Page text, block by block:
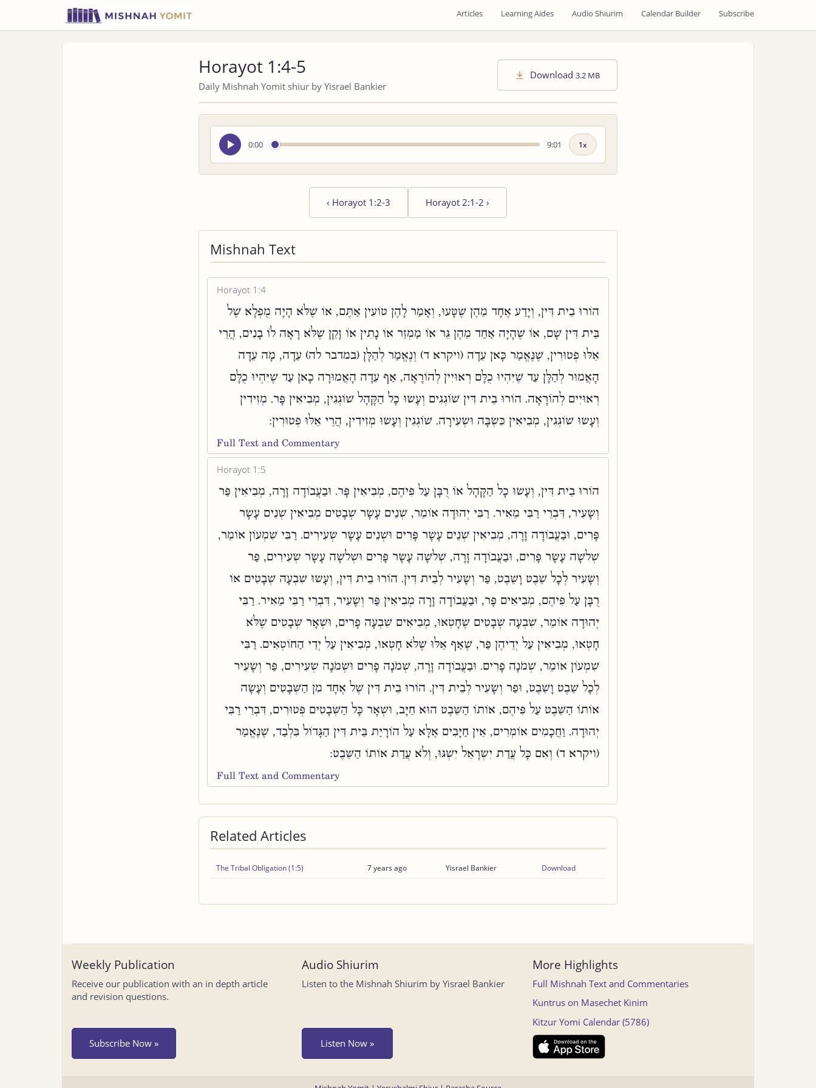
Articles Learning Aides Audio Shiurim Calendar Builder Subscribe
Horayot 1:4-5
Daily Mishnah Yomit shiur by Yisrael Bankier
Download 3.2 MB
0:00
Seek
audio
9:01
Playback
‹ Horayot 1:2-3 Horayot 2:1-2 ›
Mishnah Text
Horayot 1:4
הוֹרוּ בֵית דִּין, וְיָדַע אֶחָד מֵהֶן שֶׁטָּעוּ, וְאָמַר לָהֶן טוֹעִין אַתֶּם, אוֹ שֶׁלֹּא הָיָה מֻפְלָא שֶׁל
בֵּית דִּין שָׁם, אוֹ שֶׁהָיָה אַחַד מֵהֶן גֵּר אוֹ מַמְזֵר אוֹ נָתִין אוֹ זָקֵן שֶׁלֹּא רָאָה לוֹ בָנִים, הֲרֵי
אֵלּוּ פְטוּרִין, שֶׁנֶּאֱמַר כָּאן עֵדָה (ויקרא ד) וְנֶאֱמַר לְהַלָּן (במדבר לה) עֵדָה, מָה עֵדָה
הָאֲמוּר לְהַלָּן עַד שֶׁיִּהְיוּ כֻלָּם רְאוּיִין לְהוֹרָאָה, אַף עֵדָה הָאֲמוּרָה כָאן עַד שֶׁיִּהְיוּ כֻלָּם
רְאוּיִים לְהוֹרָאָה. הוֹרוּ בֵית דִּין שׁוֹגְגִים וְעָשׂוּ כָל הַקָּהָל שׁוֹגְגִין, מְבִיאִין פָּר. מְזִידִין
וְעָשׂוּ שׁוֹגְגִין, מְבִיאִין כִּשְׂבָּה וּשְׂעִירָה. שׁוֹגְגִין וְעָשׂוּ מְזִידִין, הֲרֵי אֵלּוּ פְטוּרִין:
Full Text and Commentary
Horayot 1:5
הוֹרוּ בֵית דִּין, וְעָשׂוּ כָל הַקָּהָל אוֹ רֻבָּן עַל פִּיהֶם, מְבִיאִין פָּר. וּבַעֲבוֹדָה זָרָה, מְבִיאִין פַּר
וְשָׂעִיר, דִּבְרֵי רַבִּי מֵאִיר. רַבִּי יְהוּדָה אוֹמֵר, שְׁנֵים עָשָׂר שְׁבָטִים מְבִיאִין שְׁנֵים עָשָׂר
פָּרִים, וּבַעֲבוֹדָה זָרָה, מְבִיאִין שְׁנֵים עָשָׂר פָּרִים וּשְׁנֵים עָשָׂר שְׂעִירִים. רַבִּי שִׁמְעוֹן אוֹמֵר,
שְׁלשָׁה עָשָׂר פָּרִים, וּבַעֲבוֹדָה זָרָה, שְׁלשָׁה עָשָׂר פָּרִים וּשְׁלשָׁה עָשָׂר שְׂעִירִים, פַּר
וְשָׂעִיר לְכָל שֵׁבֶט וָשֵׁבֶט, פַּר וְשָׂעִיר לְבֵית דִּין. הוֹרוּ בֵית דִּין, וְעָשׂוּ שִׁבְעָה שְׁבָטִים אוֹ
רֻבָּן עַל פִּיהֶם, מְבִיאִים פָּר, וּבַעֲבוֹדָה זָרָה מְבִיאִין פַּר וְשָׂעִיר, דִּבְרֵי רַבִּי מֵאִיר. רַבִּי
יְהוּדָה אוֹמֵר, שִׁבְעָה שְׁבָטִים שֶׁחָטְאוּ, מְבִיאִים שִׁבְעָה פָרִים, וּשְׁאָר שְׁבָטִים שֶׁלֹּא
חָטְאוּ, מְבִיאִין עַל יְדֵיהֶן פַּר, שֶׁאַף אֵלּוּ שֶׁלֹּא חָטְאוּ, מְבִיאִין עַל יְדֵי הַחוֹטְאִים. רַבִּי
שִׁמְעוֹן אוֹמֵר, שְׁמֹנָה פָרִים. וּבַעֲבוֹדָה זָרָה, שְׁמֹנָה פָרִים וּשְׁמֹנָה שְׂעִירִים, פַּר וְשָׂעִיר
לְכָל שֵׁבֶט וָשֵׁבֶט, וּפַר וְשָׂעִיר לְבֵית דִּין. הוֹרוּ בֵית דִּין שֶׁל אֶחָד מִן הַשְּׁבָטִים וְעָשָׂה
אוֹתוֹ הַשֵּׁבֶט עַל פִּיהֶם, אוֹתוֹ הַשֵּׁבֶט הוּא חַיָּב, וּשְׁאָר כָּל הַשְּׁבָטִים פְּטוּרִים, דִּבְרֵי רַבִּי
יְהוּדָה. וַחֲכָמִים אוֹמְרִים, אֵין חַיָּבִים אֶלָּא עַל הוֹרָיַת בֵּית דִּין הַגָּדוֹל בִּלְבַד, שֶׁנֶּאֱמַר
(ויקרא ד) וְאִם כָּל עֲדַת יִשְׂרָאֵל יִשְׁגּוּ, וְלֹא עֲדַת אוֹתוֹ הַשֵּׁבֶט:
Full Text and Commentary
Related Articles
The Tribal Obligation (1:5) 7 years ago Yisrael Bankier Download
Weekly Publication
Receive our publication with an in depth article
and revision questions.
Subscribe Now »
Audio Shiurim
Listen to the Mishnah Shiurim by Yisrael Bankier
Listen Now »
More Highlights
Full Mishnah Text and Commentaries
Kuntrus on Masechet Kinim
Kitzur Yomi Calendar (5786)